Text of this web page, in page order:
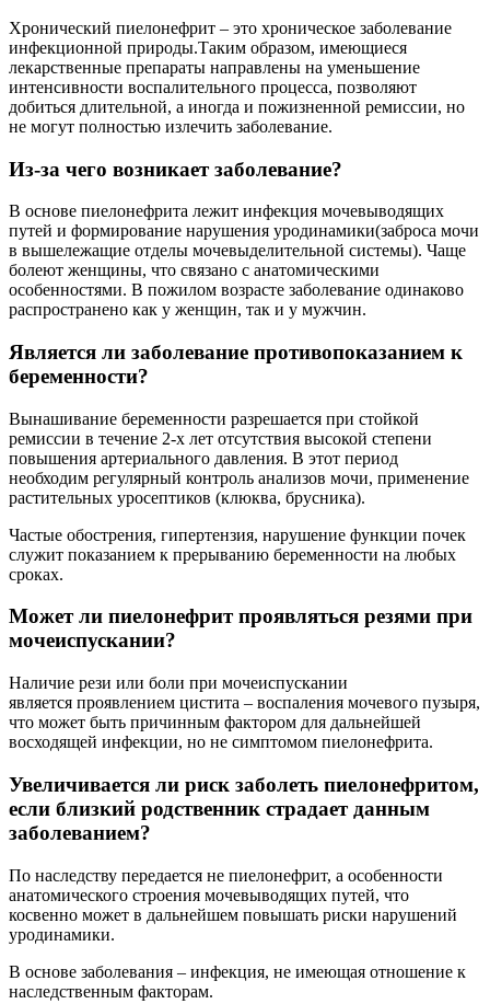
Хронический пиелонефрит – это хроническое заболевание
инфекционной природы.Таким образом, имеющиеся
лекарственные препараты направлены на уменьшение
интенсивности воспалительного процесса, позволяют
добиться длительной, а иногда и пожизненной ремиссии, но
не могут полностью излечить заболевание.
Из-за чего возникает заболевание?
В основе пиелонефрита лежит инфекция мочевыводящих
путей и формирование нарушения уродинамики(заброса мочи
в вышележащие отделы мочевыделительной системы). Чаще
болеют женщины, что связано с анатомическими
особенностями. В пожилом возрасте заболевание одинаково
распространено как у женщин, так и у мужчин.
Является ли заболевание противопоказанием к
беременности?
Вынашивание беременности разрешается при стойкой
ремиссии в течение 2-х лет отсутствия высокой степени
повышения артериального давления. В этот период
необходим регулярный контроль анализов мочи, применение
растительных уросептиков (клюква, брусника).
Частые обострения, гипертензия, нарушение функции почек
служит показанием к прерыванию беременности на любых
сроках.
Может ли пиелонефрит проявляться резями при
мочеиспускании?
Наличие рези или боли при мочеиспускании
является проявлением цистита – воспаления мочевого пузыря,
что может быть причинным фактором для дальнейшей
восходящей инфекции, но не симптомом пиелонефрита.
Увеличивается ли риск заболеть пиелонефритом,
если близкий родственник страдает данным
заболеванием?
По наследству передается не пиелонефрит, а особенности
анатомического строения мочевыводящих путей, что
косвенно может в дальнейшем повышать риски нарушений
уродинамики.
В основе заболевания – инфекция, не имеющая отношение к
наследственным факторам.